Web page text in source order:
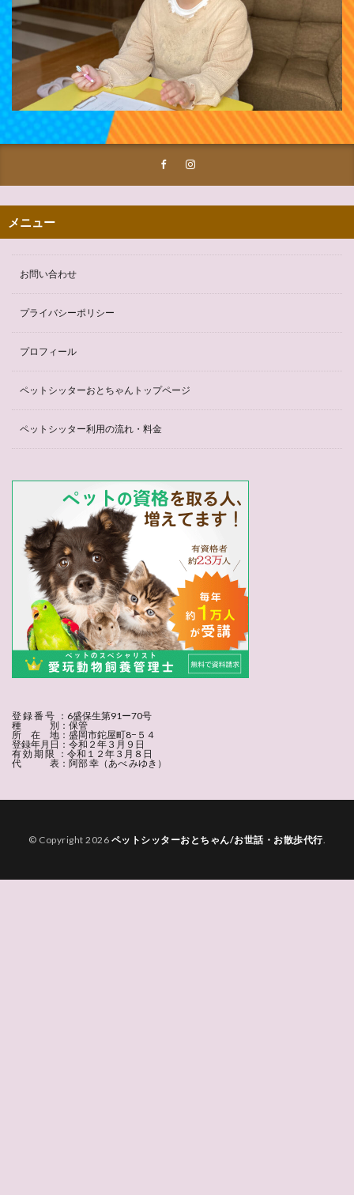
メニュー
お問い合わせ
プライバシーポリシー
プロフィール
ペットシッターおとちゃんトップページ
ペットシッター利用の流れ・料金
登 録 番 号 ：6盛保生第91ー70号
種 別：保管
所 在 地：盛岡市鉈屋町8−５４
登録年月日：令和２年３月９日
有 効 期 限 ：令和１２年３月８日
代 表：阿部 幸（あべ みゆき）
© Copyright 2026 ペットシッターおとちゃん/お世話・お散歩代行.